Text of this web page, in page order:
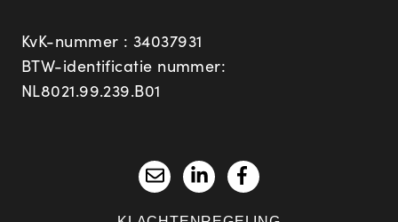
KvK-nummer : 34037931
BTW-identificatie nummer:
NL8021.99.239.B01